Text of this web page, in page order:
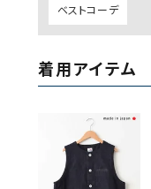
HUNTER（
ILIMA（イリ
ベストコーデ
着用アイテム